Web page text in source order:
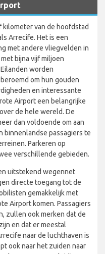
kilometer van de hoofdstad
Arrecife. Het is een
met andere vliegvelden in
bijna vijf miljoen
worden
om hun gouden
en interessante
Airport een belangrijke
de hele wereld. De
dan voldoende om aan
binnenlandse passagiers te
Parkeren op
verschillende gebieden.
uitstekend wegennet
directe toegang tot de
gemakkelijk met
Airport komen. Passagiers
zullen ook merken dat de
en dat er meestal
naar de luchthaven is
ook naar het zuiden naar